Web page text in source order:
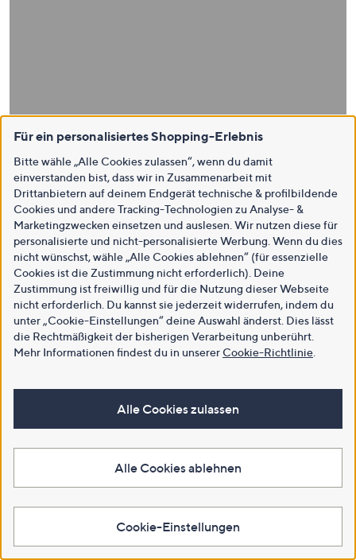
Für ein personalisiertes Shopping-Erlebnis
Bitte wähle „Alle Cookies zulassen“, wenn du damit
einverstanden bist, dass wir in Zusammenarbeit mit
Drittanbietern auf deinem Endgerät technische & profilbildende
Cookies und andere Tracking-Technologien zu Analyse- &
Marketingzwecken einsetzen und auslesen. Wir nutzen diese für
personalisierte und nicht-personalisierte Werbung. Wenn du dies
nicht wünschst, wähle „Alle Cookies ablehnen“ (für essenzielle
Cookies ist die Zustimmung nicht erforderlich). Deine
Zustimmung ist freiwillig und für die Nutzung dieser Webseite
nicht erforderlich. Du kannst sie jederzeit widerrufen, indem du
unter „Cookie-Einstellungen“ deine Auswahl änderst. Dies lässt
die Rechtmäßigkeit der bisherigen Verarbeitung unberührt.
Mehr Informationen findest du in unsererCookie-Richtlinie
Alle Cookies zulassen
Alle Cookies ablehnen
Cookie-Einstellungen